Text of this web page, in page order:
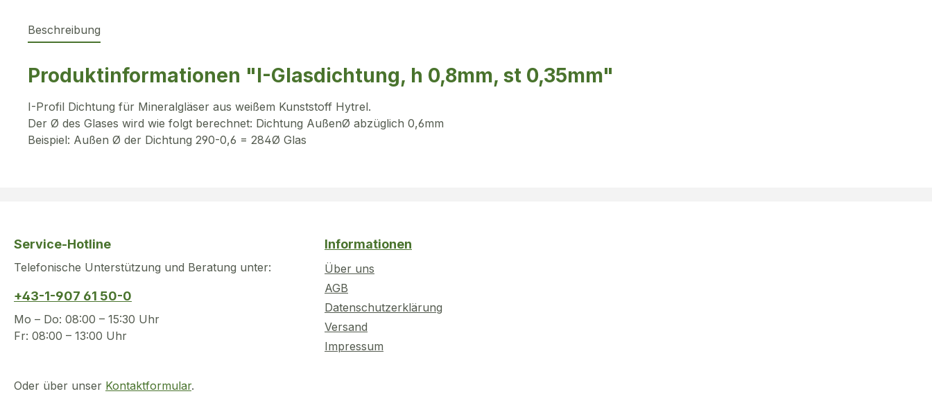
Beschreibung
Produktinformationen "I-Glasdichtung, h 0,8mm, st 0,35mm"
I-Profil Dichtung für Mineralgläser aus weißem Kunststoff Hytrel.
Der Ø des Glases wird wie folgt berechnet: Dichtung AußenØ abzüglich 0,6mm
Beispiel: Außen Ø der Dichtung 290-0,6 = 284Ø Glas
Service-Hotline
Telefonische Unterstützung und Beratung unter:
+43-1-907 61 50-0
Mo – Do: 08:00 – 15:30 Uhr
Fr: 08:00 – 13:00 Uhr
Oder über unser Kontaktformular.
Informationen
Über uns
AGB
Datenschutzerklärung
Versand
Impressum